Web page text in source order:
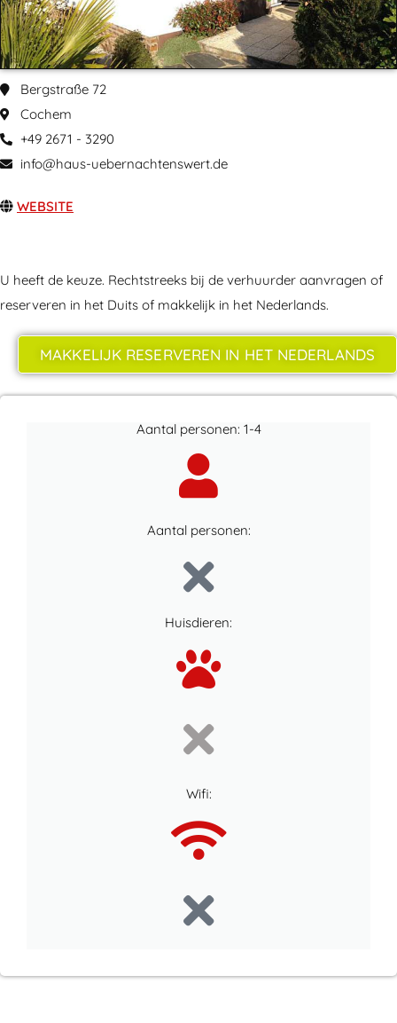
Bergstraße 72
Cochem
+49 2671 - 3290
info@haus-uebernachtenswert.de
WEBSITE
U heeft de keuze. Rechtstreeks bij de verhuurder aanvragen of
reserveren in het Duits of makkelijk in het Nederlands.
MAKKELIJK RESERVEREN IN HET NEDERLANDS
Aantal personen: 1-4
Aantal personen:
Huisdieren:
Wifi: